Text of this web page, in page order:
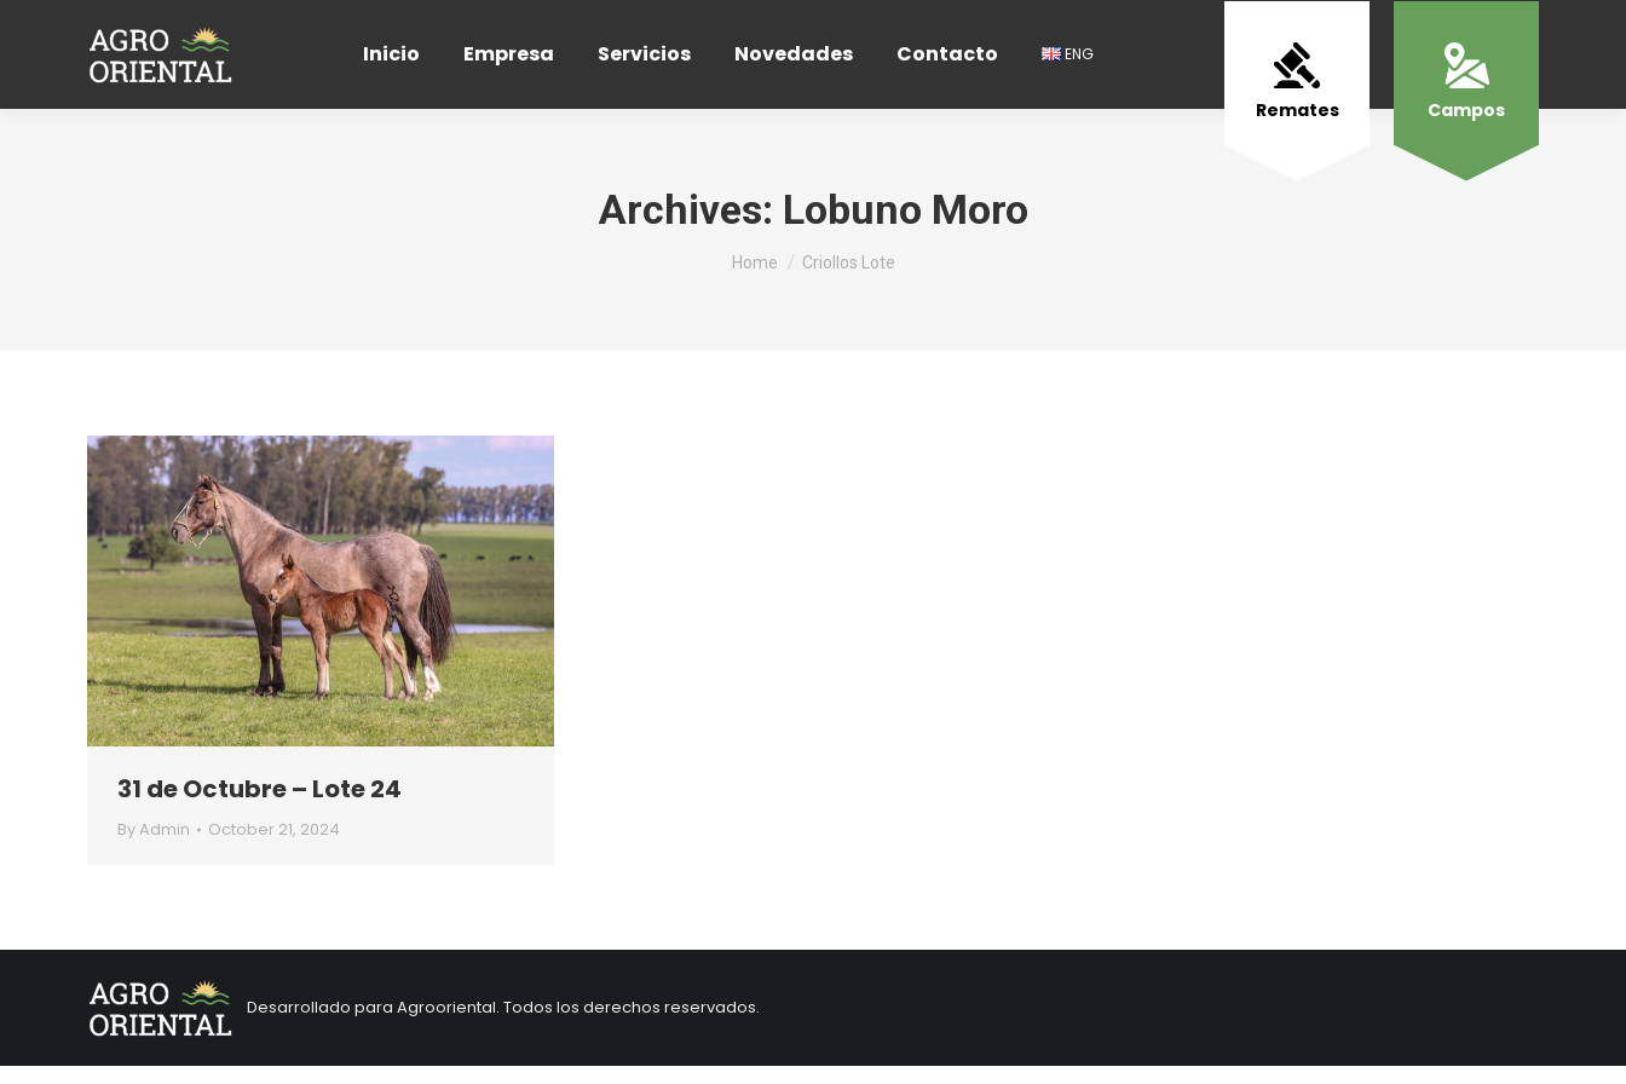
Inicio Empresa Servicios Novedades Contacto ENG
Remates Campos
Archives: Lobuno Moro
You are here:
Home Criollos Lote
31 de Octubre – Lote 24
ByAdmin October 21, 2024
Desarrollado para Agrooriental. Todos los derechos reservados.